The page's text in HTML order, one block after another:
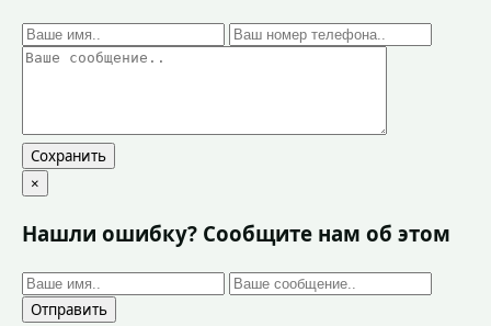
Сохранить
×
Нашли ошибку? Сообщите нам об этом
Отправить